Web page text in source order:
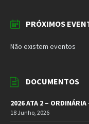
PRÓXIMOS
Não existem eventos
DOCUMENTOS
2026 ATA 2 –
18 Junho, 2026